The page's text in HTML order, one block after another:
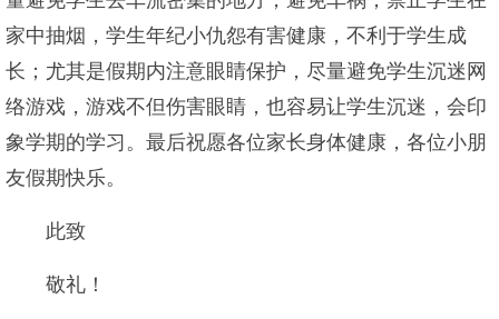
家中抽烟，学生年纪小仇怨有害健康，不利于学生成
长；尤其是假期内注意眼睛保护，尽量避免学生沉迷网
络游戏，游戏不但伤害眼睛，也容易让学生沉迷，会印
象学期的学习。最后祝愿各位家长身体健康，各位小朋
友假期快乐。
此致
敬礼！